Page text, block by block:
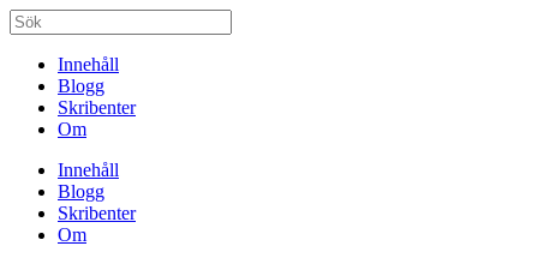
Innehåll
Blogg
Skribenter
Om
Innehåll
Blogg
Skribenter
Om